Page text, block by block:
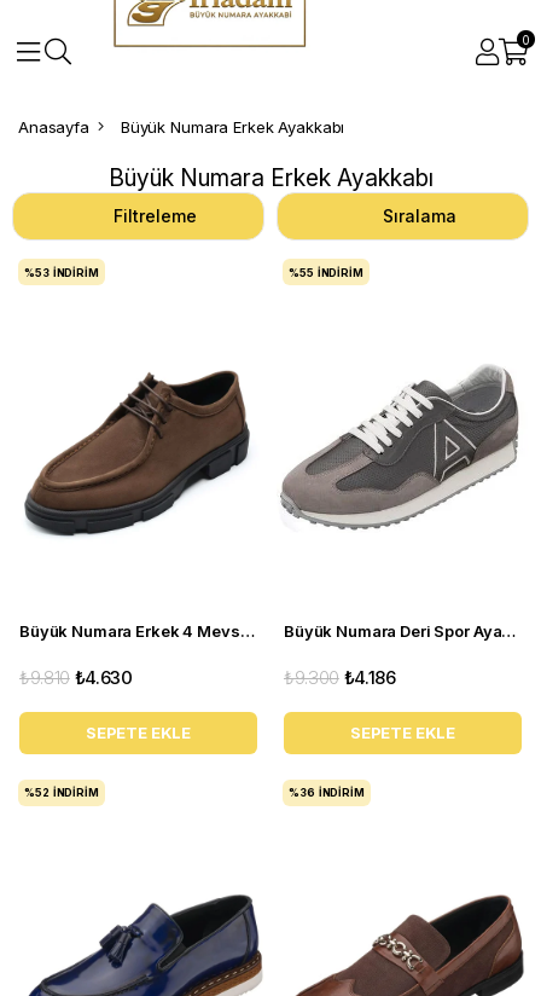
0
Anasayfa Büyük Numara Erkek Ayakkabı
Büyük Numara Erkek Ayakkabı
Filtreleme Sıralama
Büyük Numara Erkek 4 Mevsim Ayakkabı - PASA103 Kahve
₺4.630
₺9.810
SEPETE EKLE
%53 İNDIRIM
Büyük Numara Deri Spor Ayakkabı - GG18 Gri
₺4.186
₺9.300
SEPETE EKLE
%55 İNDIRIM
%52 İNDIRIM %36 İNDIRIM